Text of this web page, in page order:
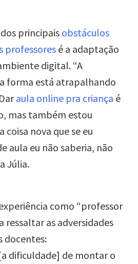
principais obstáculos
professores é a adaptação
digital. “A
forma está atrapalhando
aula online pra criança é
mas também estou
nova que se eu
aula eu não saberia, não
Júlia.
como “professor
ressaltar as adversidades
docentes:
dificuldade] de montar o